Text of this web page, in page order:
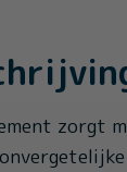
zorgt